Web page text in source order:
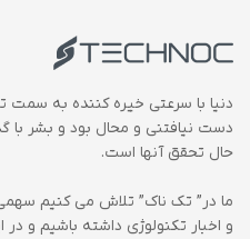
دنیا با سرعتی خیره کننده به سمت
دست نیافتنی و محال بود و بشر با
حال تحقق آنها است.
ما در” تک ناک” تلاش می کنیم
و اخبار تکنولوژی داشته باشیم و